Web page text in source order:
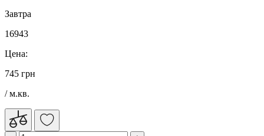
Завтра
16943
Цена:
745 грн
/ м.кв.